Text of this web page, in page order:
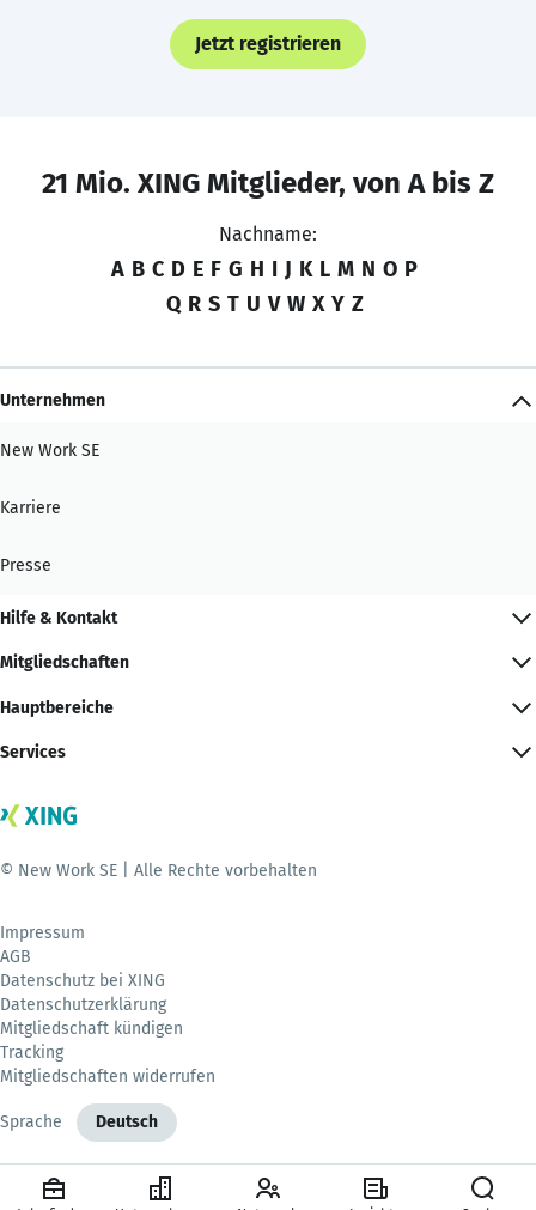
Jetzt registrieren
21 Mio. XING Mitglieder, von A bis Z
Nachname:
A B C D E F G H I J K L M N O P
Q R S T U V W X Y Z
Unternehmen
New Work SE
Karriere
Presse
Hilfe & Kontakt
Mitgliedschaften
Hauptbereiche
Services
© New Work SE | Alle Rechte vorbehalten
Impressum
AGB
Datenschutz bei XING
Datenschutzerklärung
Mitgliedschaft kündigen
Tracking
Mitgliedschaften widerrufen
Sprache Deutsch